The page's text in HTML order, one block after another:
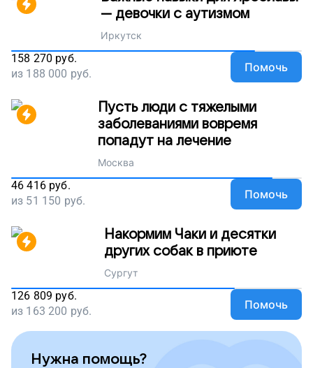
— девочки с аутизмом
Иркутск
158 270 руб.
из 188 000 руб. Помочь
Пусть люди с тяжелыми
заболеваниями вовремя
попадут на лечение
Москва
46 416 руб.
из 51 150 руб. Помочь
Накормим Чаки и десятки
других собак в приюте
Сургут
126 809 руб.
из 163 200 руб. Помочь
Нужна помощь?